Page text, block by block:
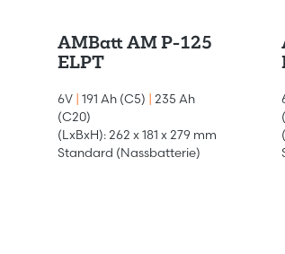
AMBatt AM P-125
ELPT
6V 191 Ah (C5)
235 Ah
(C20)
(LxBxH): 262 x 181 x 279 mm
Standard (Nassbatterie)